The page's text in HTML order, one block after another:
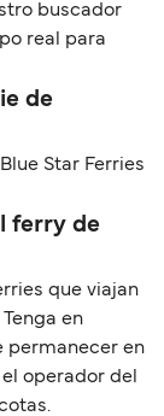
buscador
real para
de
Star Ferries
ferry de
que viajan
en
permanecer en
operador del